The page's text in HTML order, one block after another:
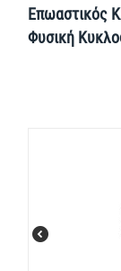
Επωαστικός
Φυσική